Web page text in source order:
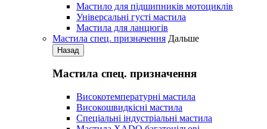
Мастило для підшипників мотоциклів
Універсальні густі мастила
Мастила для ланцюгів
Мастила cпец. призначення Дальше
Назад
Мастила cпец. призначення
Високотемпературні мастила
Високошвидкісні мастила
Спеціальні індустріальні мастила